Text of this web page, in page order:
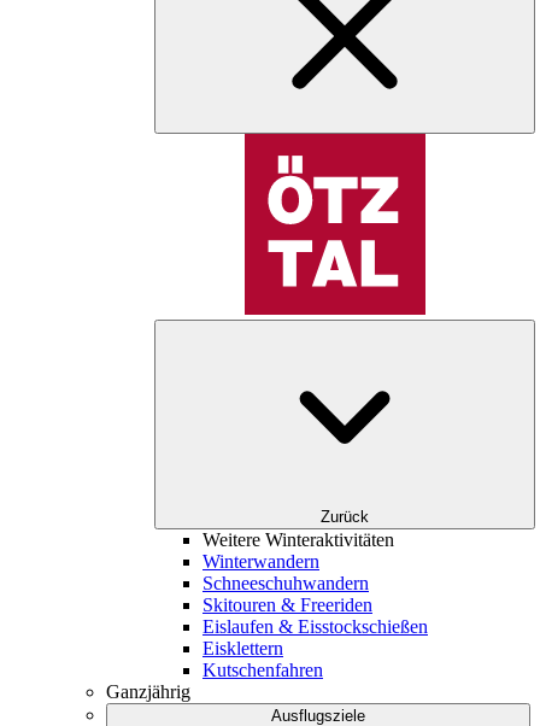
Zurück
Weitere Winteraktivitäten
Winterwandern
Schneeschuhwandern
Skitouren & Freeriden
Eislaufen & Eisstockschießen
Eisklettern
Kutschenfahren
Ganzjährig
Ausflugsziele